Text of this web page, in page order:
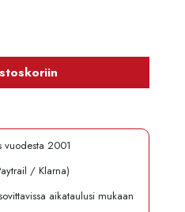
vuodesta 2001
/ Klarna)
aikataulusi mukaan